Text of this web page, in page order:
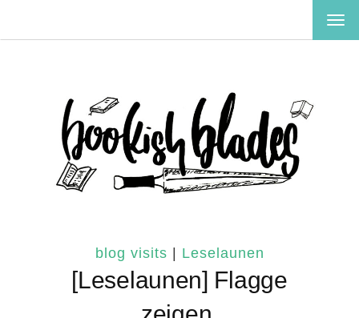
blog visits Leselaunen
[Leselaunen] Flagge